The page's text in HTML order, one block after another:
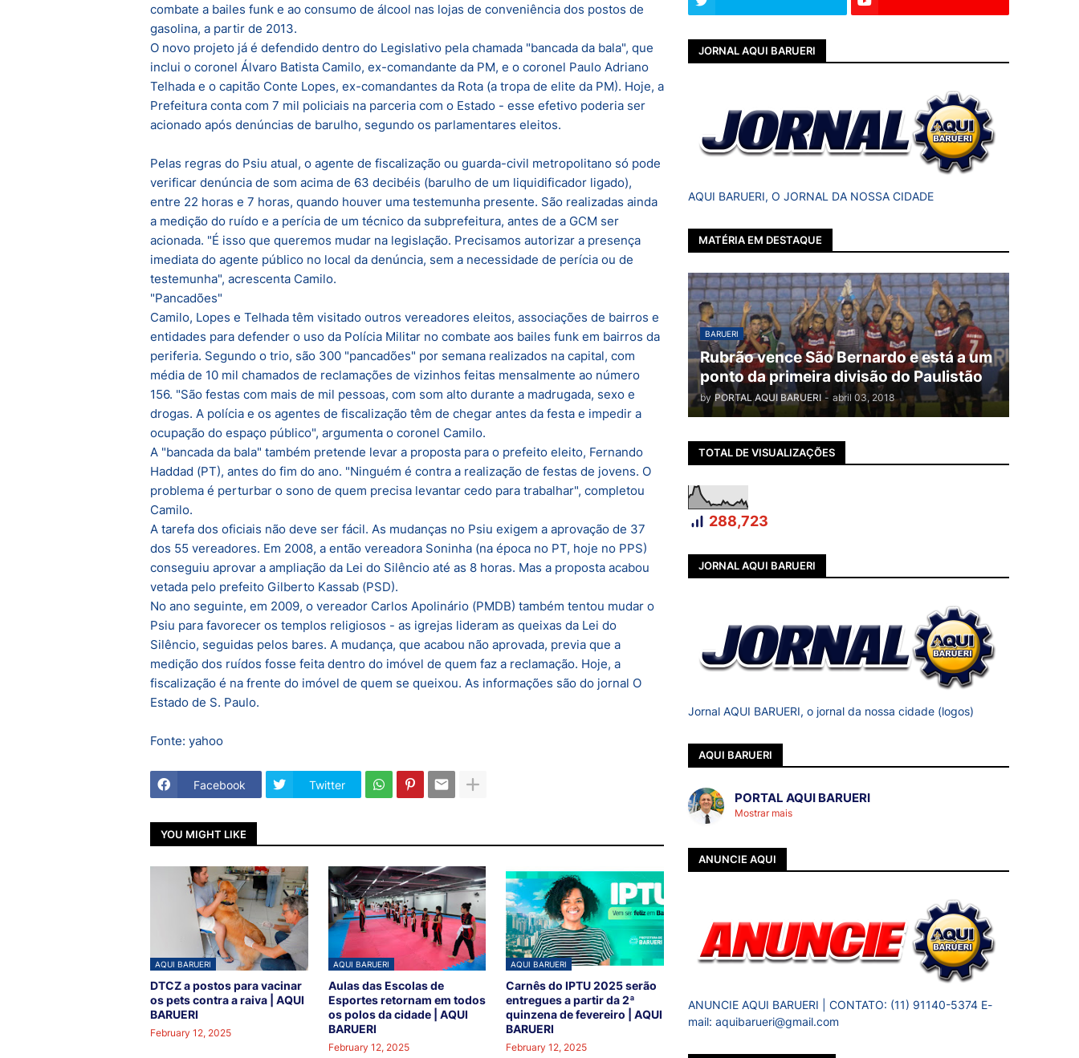
combate a bailes funk e ao consumo de álcool nas lojas de conveniência dos postos de
gasolina, a partir de 2013.
O novo projeto já é defendido dentro do Legislativo pela chamada "bancada da bala", que
inclui o coronel Álvaro Batista Camilo, ex-comandante da PM, e o coronel Paulo Adriano
Telhada e o capitão Conte Lopes, ex-comandantes da Rota (a tropa de elite da PM). Hoje, a
Prefeitura conta com 7 mil policiais na parceria com o Estado - esse efetivo poderia ser
acionado após denúncias de barulho, segundo os parlamentares eleitos.
Pelas regras do Psiu atual, o agente de fiscalização ou guarda-civil metropolitano só pode
verificar denúncia de som acima de 63 decibéis (barulho de um liquidificador ligado),
entre 22 horas e 7 horas, quando houver uma testemunha presente. São realizadas ainda
a medição do ruído e a perícia de um técnico da subprefeitura, antes de a GCM ser
acionada. "É isso que queremos mudar na legislação. Precisamos autorizar a presença
imediata do agente público no local da denúncia, sem a necessidade de perícia ou de
testemunha", acrescenta Camilo.
"Pancadões"
Camilo, Lopes e Telhada têm visitado outros vereadores eleitos, associações de bairros e
entidades para defender o uso da Polícia Militar no combate aos bailes funk em bairros da
periferia. Segundo o trio, são 300 "pancadões" por semana realizados na capital, com
média de 10 mil chamados de reclamações de vizinhos feitas mensalmente ao número
156. "São festas com mais de mil pessoas, com som alto durante a madrugada, sexo e
drogas. A polícia e os agentes de fiscalização têm de chegar antes da festa e impedir a
ocupação do espaço público", argumenta o coronel Camilo.
A "bancada da bala" também pretende levar a proposta para o prefeito eleito, Fernando
Haddad (PT), antes do fim do ano. "Ninguém é contra a realização de festas de jovens. O
problema é perturbar o sono de quem precisa levantar cedo para trabalhar", completou
Camilo.
A tarefa dos oficiais não deve ser fácil. As mudanças no Psiu exigem a aprovação de 37
dos 55 vereadores. Em 2008, a então vereadora Soninha (na época no PT, hoje no PPS)
conseguiu aprovar a ampliação da Lei do Silêncio até as 8 horas. Mas a proposta acabou
vetada pelo prefeito Gilberto Kassab (PSD).
No ano seguinte, em 2009, o vereador Carlos Apolinário (PMDB) também tentou mudar o
Psiu para favorecer os templos religiosos - as igrejas lideram as queixas da Lei do
Silêncio, seguidas pelos bares. A mudança, que acabou não aprovada, previa que a
medição dos ruídos fosse feita dentro do imóvel de quem faz a reclamação. Hoje, a
fiscalização é na frente do imóvel de quem se queixou. As informações são do jornal O
Estado de S. Paulo.
Fonte: yahoo
Facebook Twitter
YOU MIGHT LIKE
AQUI BARUERI
DTCZ a postos para vacinar
os pets contra a raiva | AQUI
BARUERI
February 12, 2025
AQUI BARUERI
Aulas das Escolas de
Esportes retornam em todos
os polos da cidade | AQUI
BARUERI
February 12, 2025
AQUI BARUERI
Carnês do IPTU 2025 serão
entregues a partir da 2ª
quinzena de fevereiro | AQUI
BARUERI
February 12, 2025
JORNAL AQUI BARUERI
AQUI BARUERI, O JORNAL DA NOSSA CIDADE
MATÉRIA EM DESTAQUE
BARUERI
Rubrão vence São Bernardo e está a um
ponto da primeira divisão do Paulistão
by PORTAL AQUI BARUERI - abril 03, 2018
TOTAL DE VISUALIZAÇÕES
288,723
JORNAL AQUI BARUERI
Jornal AQUI BARUERI, o jornal da nossa cidade (logos)
AQUI BARUERI
PORTAL AQUI BARUERI
Mostrar mais
ANUNCIE AQUI
ANUNCIE AQUI BARUERI | CONTATO: (11) 91140-5374 E-
mail: aquibarueri@gmail.com